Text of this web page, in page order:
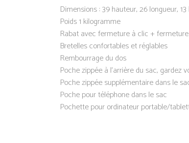
Dimensions : 39 hauteur, 26 longueur,
Poids 1 kilogramme
Rabat avec fermeture à clic +
Bretelles confortables et réglables
Rembourrage du dos
Poche zippée à l’arrière du sac, gardez
Poche zippée supplémentaire dans le
Poche pour téléphone dans le sac
Pochette pour ordinateur portable/